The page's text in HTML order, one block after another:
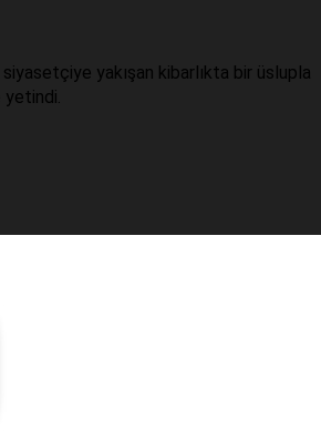
yakışan kibarlıkta bir üslupla
yetindi.
Kurultay düşünmediklerini
8 daha fazla oy alan “Muharrem İnce
hem Kurultay isteyeceksin, hem de aday
siyaset kitabına göre de etik olmadı